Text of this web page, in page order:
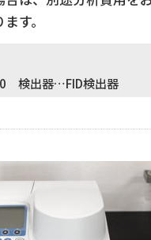
す。
検出器…FID検出器